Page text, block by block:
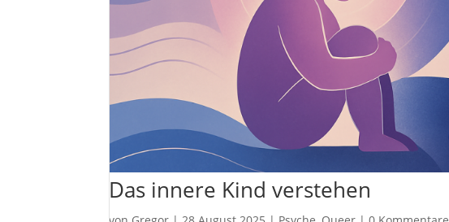
Das innere Kind verstehen